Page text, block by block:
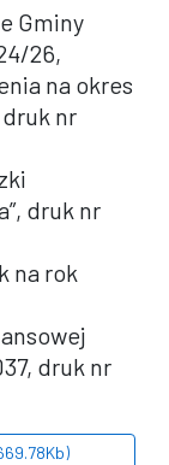
Gminy
26,
na okres
nr
druk nr
na rok
druk nr